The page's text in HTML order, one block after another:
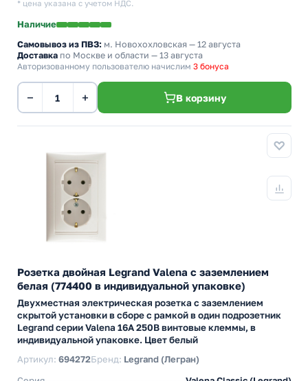
* цена указана с учетом НДС.
Наличие
Самовывоз из ПВЗ: м. Новохохловская — 12 августа
Доставка по Москве и области — 13 августа
Авторизованному пользователю начислим 3 бонуса
− + В корзину
Розетка двойная Legrand Valena с заземлением
белая (774400 в индивидуальной упаковке)
Двухместная электрическая розетка с заземлением
скрытой установки в сборе с рамкой в один подрозетник
Legrand серии Valena 16А 250В винтовые клеммы, в
индивидуальной упаковке. Цвет белый
Артикул: 694272Бренд: Legrand (Легран)